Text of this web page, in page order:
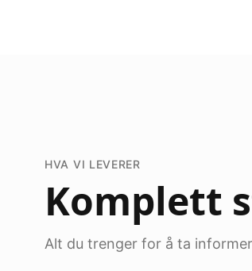
HVA VI LEVERER
Komplett
Alt du trenger for å ta